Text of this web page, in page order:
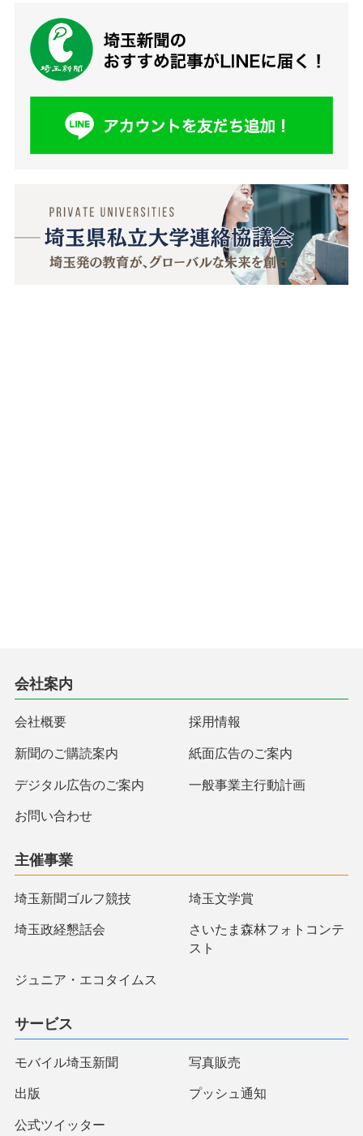
会社案内
会社概要 採用情報
新聞のご購読案内 紙面広告のご案内
デジタル広告のご案内 一般事業主行動計画
お問い合わせ
主催事業
埼玉新聞ゴルフ競技 埼玉文学賞
埼玉政経懇話会
さいたま森林フォトコンテ
スト
ジュニア・エコタイムス
サービス
モバイル埼玉新聞 写真販売
出版 プッシュ通知
公式ツイッター